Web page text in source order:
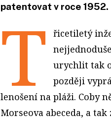
patentovat v roce 1952.
T
řicetiletý
urychlit tak
později
lenošení na pláži. Coby
Morseova abeceda, a